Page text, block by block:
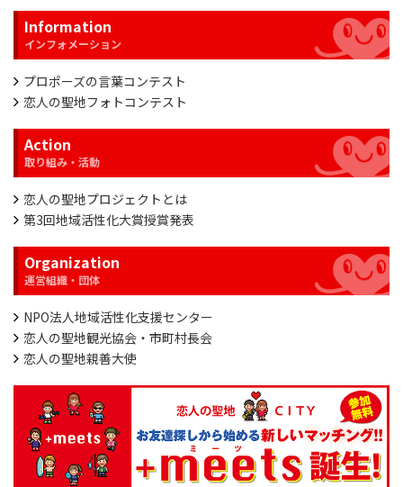
Information
プロポーズの言葉コンテスト
恋人の聖地フォトコンテスト
Action
恋人の聖地プロジェクトとは
第3回地域活性化大賞授賞発表
Organization
NPO法人地域活性化支援センター
恋人の聖地観光協会・市町村長会
恋人の聖地親善大使